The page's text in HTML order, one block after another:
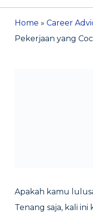
Home » Career
Pekerjaan yang
Apakah kamu
Tenang saja, kali